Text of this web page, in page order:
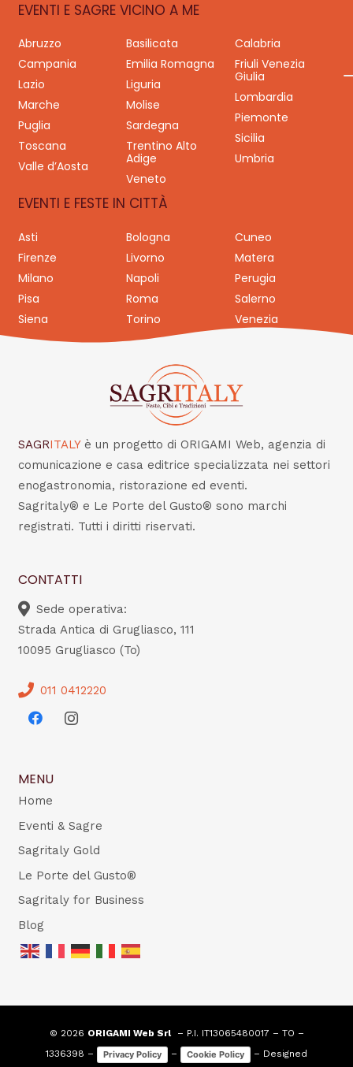
EVENTI E SAGRE VICINO A ME
Abruzzo Basilicata
Calabria
Campania
Emilia Romagna
Friuli Venezia
Giulia
Lazio
Liguria
Lombardia
Marche
Molise
Piemonte
Puglia
Sardegna
Sicilia
Toscana
Trentino Alto
Adige
Umbria
Valle d’Aosta
Veneto
EVENTI E FESTE IN CITTÀ
Asti Bologna
Cuneo
Firenze
Livorno
Matera
Milano
Napoli
Perugia
Pisa
Roma
Salerno
Siena
Torino Venezia
SAGRITALY è un progetto di ORIGAMI Web, agenzia di
comunicazione e casa editrice specializzata nei settori
enogastronomia, ristorazione ed eventi.
Sagritaly® e Le Porte del Gusto® sono marchi
registrati. Tutti i diritti riservati.
CONTATTI
Sede operativa:
Strada Antica di Grugliasco, 111
10095 Grugliasco (To)
011 0412220
MENU
Home
Eventi & Sagre
Sagritaly Gold
Le Porte del Gusto®
Sagritaly for Business
Blog
© 2026 ORIGAMI Web Srl– P.I. IT13065480017 – TO –
1336398 –
Privacy Policy – Cookie Policy – Designed